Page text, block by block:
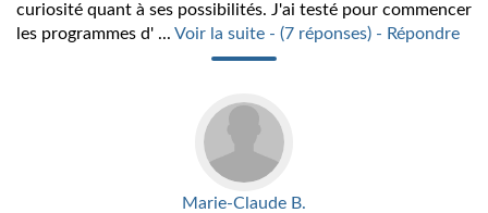
curiosité quant à ses possibilités. J'ai testé pour commencer
les programmes d' ... Voir la suite - (7 réponses) - Répondre
Marie-Claude B.